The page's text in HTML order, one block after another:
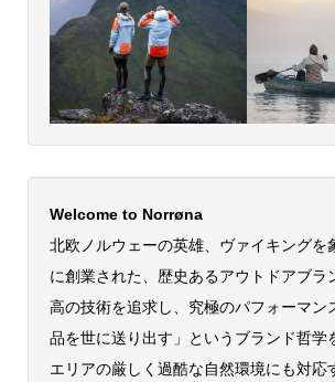
Welcome to Norrøna
北欧ノルウェーの英雄、ヴァイキングを
に創業された、歴史あるアウトドアブラ
高の技術を追求し、究極のパフォーマン
品を世に送り出す」というブランド哲学
エリアの厳しく過酷な自然環境にも対応